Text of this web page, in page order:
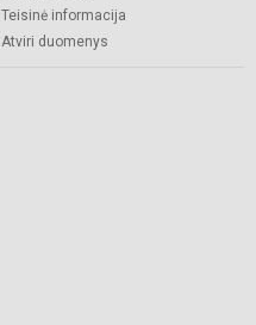
Teisinė informacija
Atviri duomenys